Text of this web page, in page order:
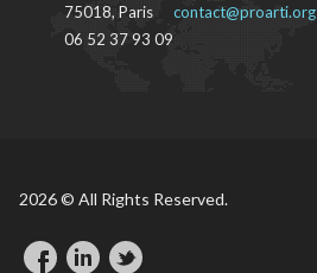
75018, Paris
06 52 37 93 09
contact@proarti.org
2026 © All Rights Reserved.